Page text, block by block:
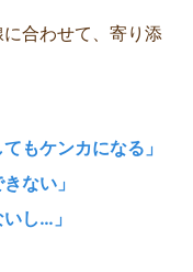
合わせて、寄り添
もケンカになる」
ない」
し…」